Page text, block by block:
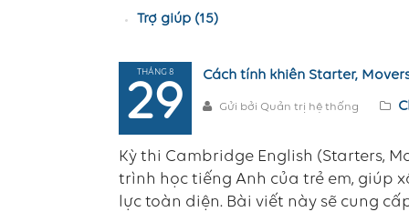
Trợ giúp (15)
THÁNG 8
29
Cách tính khiên Starter,
Gửi bởi Quản trị hệ thống
Kỳ thi Cambridge English (Starters,
trình học tiếng Anh của trẻ em, giúp
lực toàn diện. Bài viết này sẽ cung